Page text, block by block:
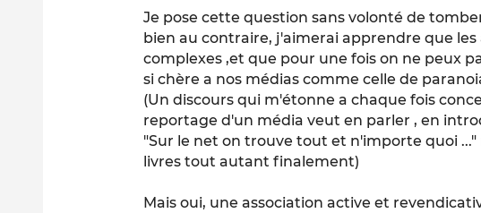
Je pose cette question sans volonté de
bien au contraire, j'aimerai apprendre que
complexes ,et que pour une fois on ne peux
si chère a nos médias comme celle de
(Un discours qui m'étonne a chaque fois
reportage d'un média veut en parler , en
"Sur le net on trouve tout et n'importe quoi
livres tout autant finalement)
Mais oui, une association active et